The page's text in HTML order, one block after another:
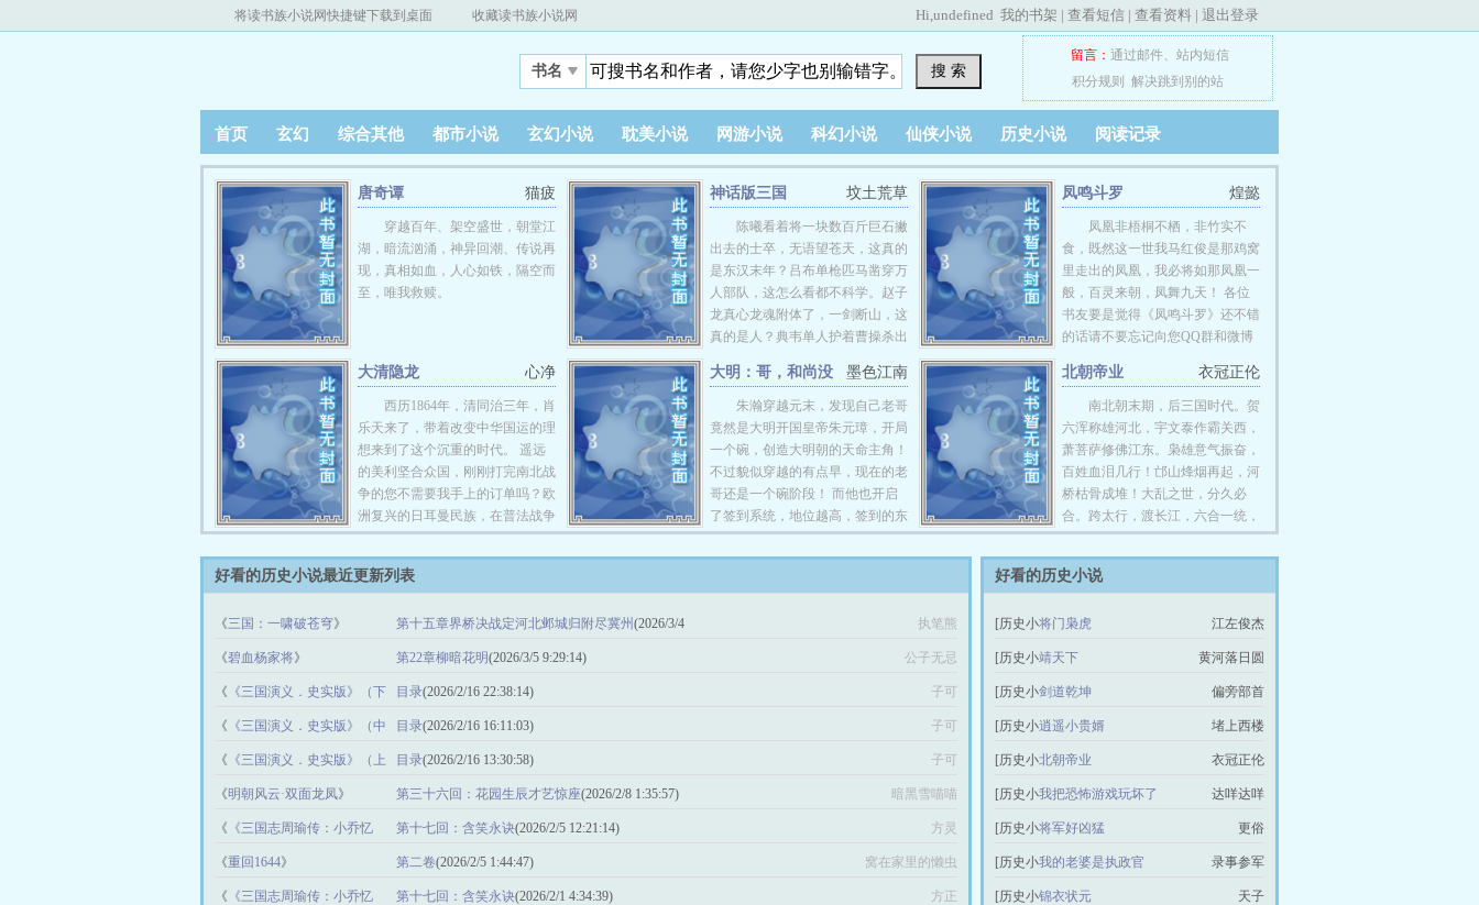
将读书族小说网快捷键下载到桌面 收藏读书族小说网 Hi,undefined 我的书架 | 查看短信 | 查看资料 | 退出登录
书名 搜 索
留言： 通过邮件、 站内短信
积分规则
解决跳到别的站
首页 玄幻 综合其他 都市小说 玄幻小说 耽美小说 网游小说 科幻小说 仙侠小说 历史小说 阅读记录
猫疲
唐奇谭
穿越百年、架空盛世，朝堂江
湖，暗流汹涌，神异回潮、传说再
现，真相如血，人心如铁，隔空而
至，唯我救赎。
坟土荒草
神话版三国
陈曦看着将一块数百斤巨石撇
出去的士卒，无语望苍天，这真的
是东汉末年？吕布单枪匹马凿穿万
人部队，这怎么看都不科学。赵子
龙真心龙魂附体了，一剑断山，这
真的是人？典韦单人护着曹操杀出
战斗力爆表了吧！这是不是哪里有
些不对啊，陈曦顺手摸了一把鹅毛
扇挥了一下，狂风大作，叹了一口
气，“这是神话吧，我自己都不正
常了。”ps：其实这是一篇正经的
种田文……QQ群：95010223全订
QQ群：375380021 各位书友要是
觉得《神话版三国》还不错的话请
不要忘记向您QQ群和微博里的朋
煌懿
凤鸣斗罗
凤凰非梧桐不栖，非竹实不
食，既然这一世我马红俊是那鸡窝
里走出的凤凰，我必将如那凤凰一
般，百灵来朝，凤舞九天！ 各位
书友要是觉得《凤鸣斗罗》还不错
的话请不要忘记向您QQ群和微博
心净
大清隐龙
西历1864年，清同治三年，肖
乐天来了，带着改变中华国运的理
想来到了这个沉重的时代。 遥远
的美利坚合众国，刚刚打完南北战
争的您不需要我手上的订单吗？欧
洲复兴的日耳曼民族，在普法战争
中，您不想来点中国的战争借款
吗？ 甚至还有亲爱的小日本，明
治维新的过程一定很痛苦吧，用不
朝？哈哈，您还是求上帝来保佑你
吧！ 这就是肖乐天来到的世界，
一个腹黑小白领和一个阴影王朝的
崛起之路。 ps:书友群116253076
下吧，求收藏、求月票！ @各位
书友要是觉得《修行的年代》还不
微博里的朋友推荐哦！
墨色江南
大明：哥，和尚没
前途，咱造反吧
朱瀚穿越元末，发现自己老哥
竟然是大明开国皇帝朱元璋，开局
一个碗，创造大明朝的天命主角！
不过貌似穿越的有点早，现在的老
哥还是一个碗阶段！ 而他也开启
了签到系统，地位越高，签到的东
西越好！ 于是……朱瀚便怂恿起
自己老哥：“哥，和尚没前途，咱
衣冠正伦
北朝帝业
南北朝末期，后三国时代。贺
六浑称雄河北，宇文泰作霸关西，
萧菩萨修佛江东。枭雄意气振奋，
百姓血泪几行！邙山烽烟再起，河
桥枯骨成堆！大乱之世，分久必
合。跨太行，渡长江，六合一统，
再造帝业！
好看的历史小说最近更新列表
《三国：一啸破苍穹》 第十五章界桥决战定河北邺城归附尽冀州 (2026/3/4
21:22:46)
执笔熊
《碧血杨家将》 第22章柳暗花明(2026/3/5 9:29:14) 公子无忌
《 《三国演义．史实版》（下
卷）司马大讨曹 》
目录(2026/2/16 22:38:14) 子可
《 《三国演义．史实版》（中
卷）当涂高代汉 》
目录(2026/2/16 16:11:03) 子可
《 《三国演义．史实版》（上
卷）何必卯金刀》
目录(2026/2/16 13:30:58) 子可
《明朝风云·双面龙凤》 第三十六回：花园生辰才艺惊座(2026/2/8 1:35:57) 暗黑雪喵喵
《 《三国志周瑜传：小乔忆
夫》》
第十七回：含笑永诀(2026/2/5 12:21:14) 方灵
《重回1644》 第二卷(2026/2/5 1:44:47) 窝在家里的懒虫
《 《三国志周瑜传：小乔忆
第十七回：含笑永诀(2026/2/1 4:34:39) 方正
好看的历史小说
[历史小
说]
将门枭虎 江左俊杰
[历史小
说]
靖天下 黄河落日圆
[历史小
说]
剑道乾坤 偏旁部首
[历史小
说]
逍遥小贵婿 堵上西楼
[历史小
说]
北朝帝业 衣冠正伦
[历史小
说]
我把恐怖游戏玩坏了 达咩达咩
[历史小
说]
将军好凶猛 更俗
[历史小
说]
我的老婆是执政官 录事参军
[历史小锦衣状元 天子